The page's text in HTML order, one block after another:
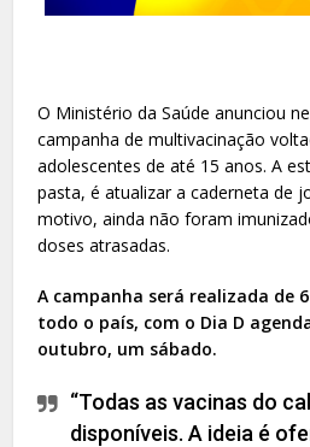
O Ministério da Saúde anunciou
campanha de multivacinação
adolescentes de até 15 anos. A
pasta, é atualizar a caderneta de
motivo, ainda não foram
doses atrasadas.
A campanha será realizada de
todo o país, com o Dia D
outubro, um sábado.
“Todas as vacinas do
disponíveis. A ideia é